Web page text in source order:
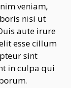
veniam,
nisi ut
aute irure
esse cillum
sint
in culpa qui